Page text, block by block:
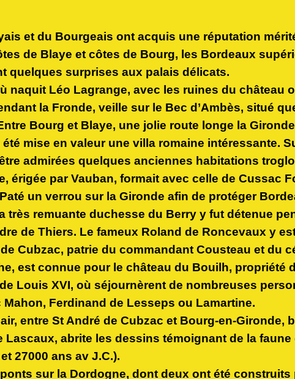
et du Bourgeais ont acquis une réputation
de Blaye et côtes de Bourg, les Bordeaux
quelques surprises aux palais délicats.
naquit Léo Lagrange, avec les ruines du château
la Fronde, veille sur le Bec d’Ambès, situé
Bourg et Blaye, une jolie route longe la
été mise en valeur une villa romaine intéressante.
admirées quelques anciennes habitations
érigée par Vauban, formait avec celle de Cussac
un verrou sur la Gironde afin de protéger
très remuante duchesse du Berry y fut détenue
de Thiers. Le fameux Roland de Roncevaux y
Cubzac, patrie du commandant Cousteau et du
est connue pour le château du Bouilh, propriété
Louis XVI, où séjournèrent de nombreuses
Ferdinand de Lesseps ou Lamartine.
entre St André de Cubzac et Bourg-en-Gironde,
Lascaux, abrite les dessins témoignant de la faune
27000 ans av J.C.).
sur la Dordogne, dont deux ont été construits